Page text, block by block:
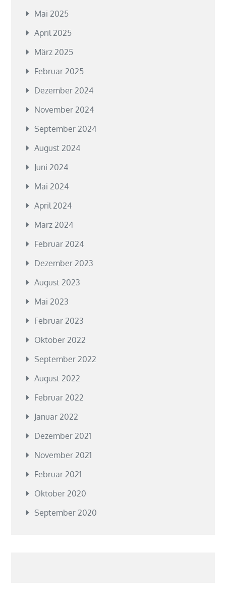
Mai 2025
April 2025
März 2025
Februar 2025
Dezember 2024
November 2024
September 2024
August 2024
Juni 2024
Mai 2024
April 2024
März 2024
Februar 2024
Dezember 2023
August 2023
Mai 2023
Februar 2023
Oktober 2022
September 2022
August 2022
Februar 2022
Januar 2022
Dezember 2021
November 2021
Februar 2021
Oktober 2020
September 2020